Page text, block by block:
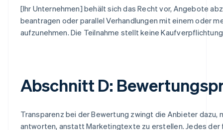
[Ihr Unternehmen] behält sich das Recht vor, Angebote
beantragen oder parallel Verhandlungen mit einem oder
aufzunehmen. Die Teilnahme stellt keine
Abschnitt D:
Transparenz bei der Bewertung zwingt die Anbieter dazu,
antworten, anstatt Marketingtexte zu erstellen. Jedes der